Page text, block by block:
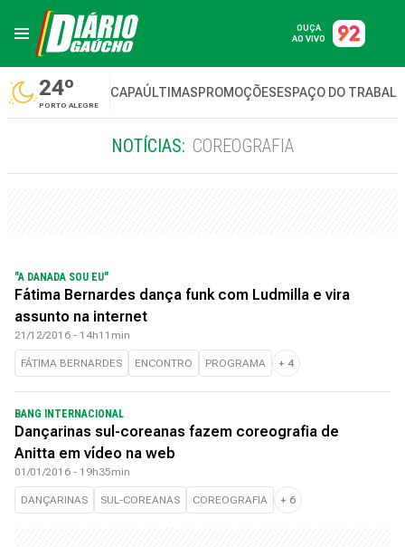
OUÇA
AO VIVO
24º
PORTO ALEGRE
CAPAÚLTIMASPROMOÇÕESESPAÇO DO
NOTÍCIAS: COREOGRAFIA
"A DANADA SOU EU"
Fátima Bernardes dança funk com Ludmilla e vira
assunto na internet
21/12/2016 - 14h11min
FÁTIMA BERNARDES ENCONTRO PROGRAMA + 4
BANG INTERNACIONAL
Dançarinas sul-coreanas fazem coreografia de
Anitta em vídeo na web
01/01/2016 - 19h35min
DANÇARINAS SUL-COREANAS COREOGRAFIA + 6